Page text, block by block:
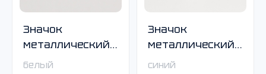
Значок
металлический
с логотипом
белый
Значок
металлический
с логотипом
синий